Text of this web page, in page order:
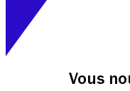
Vous